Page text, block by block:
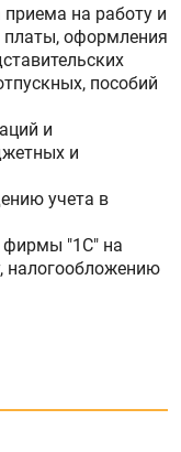
на работу и
платы, оформления
пособий
и
и
учета в
фирмы "1С" на
налогообложению